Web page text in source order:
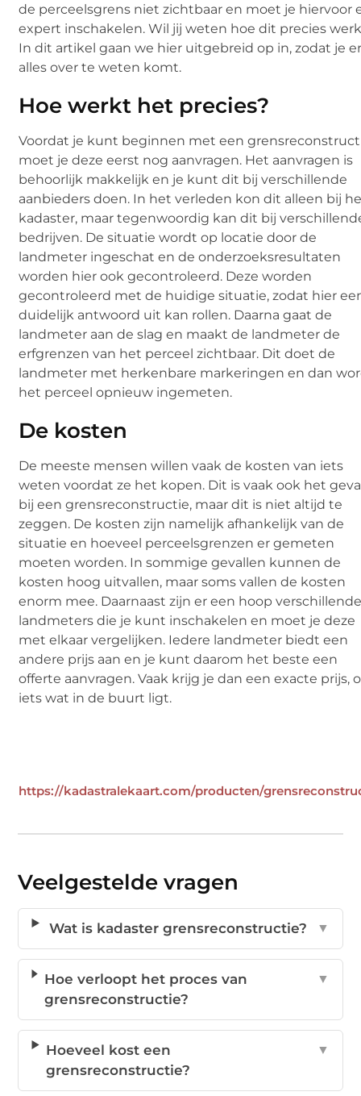
de perceelsgrens niet zichtbaar en moet je hiervoor
expert inschakelen. Wil jij weten hoe dit precies
In dit artikel gaan we hier uitgebreid op in, zodat je
alles over te weten komt.
Hoe werkt het precies?
Voordat je kunt beginnen met een
moet je deze eerst nog aanvragen. Het aanvragen is
behoorlijk makkelijk en je kunt dit bij verschillende
aanbieders doen. In het verleden kon dit alleen bij
kadaster, maar tegenwoordig kan dit bij
bedrijven. De situatie wordt op locatie door de
landmeter ingeschat en de onderzoeksresultaten
worden hier ook gecontroleerd. Deze worden
gecontroleerd met de huidige situatie, zodat hier
duidelijk antwoord uit kan rollen. Daarna gaat de
landmeter aan de slag en maakt de landmeter de
erfgrenzen van het perceel zichtbaar. Dit doet de
landmeter met herkenbare markeringen en dan
het perceel opnieuw ingemeten.
De kosten
De meeste mensen willen vaak de kosten van iets
weten voordat ze het kopen. Dit is vaak ook het
bij een grensreconstructie, maar dit is niet altijd te
zeggen. De kosten zijn namelijk afhankelijk van de
situatie en hoeveel perceelsgrenzen er gemeten
moeten worden. In sommige gevallen kunnen de
kosten hoog uitvallen, maar soms vallen de kosten
enorm mee. Daarnaast zijn er een hoop
landmeters die je kunt inschakelen en moet je deze
met elkaar vergelijken. Iedere landmeter biedt een
andere prijs aan en je kunt daarom het beste een
offerte aanvragen. Vaak krijg je dan een exacte prijs,
iets wat in de buurt ligt.
https://kadastralekaart.com/producten/
Veelgestelde vragen
Wat is kadaster grensreconstructie? ▼
Hoe verloopt het proces van
grensreconstructie?
▼
Hoeveel kost een
grensreconstructie?
▼